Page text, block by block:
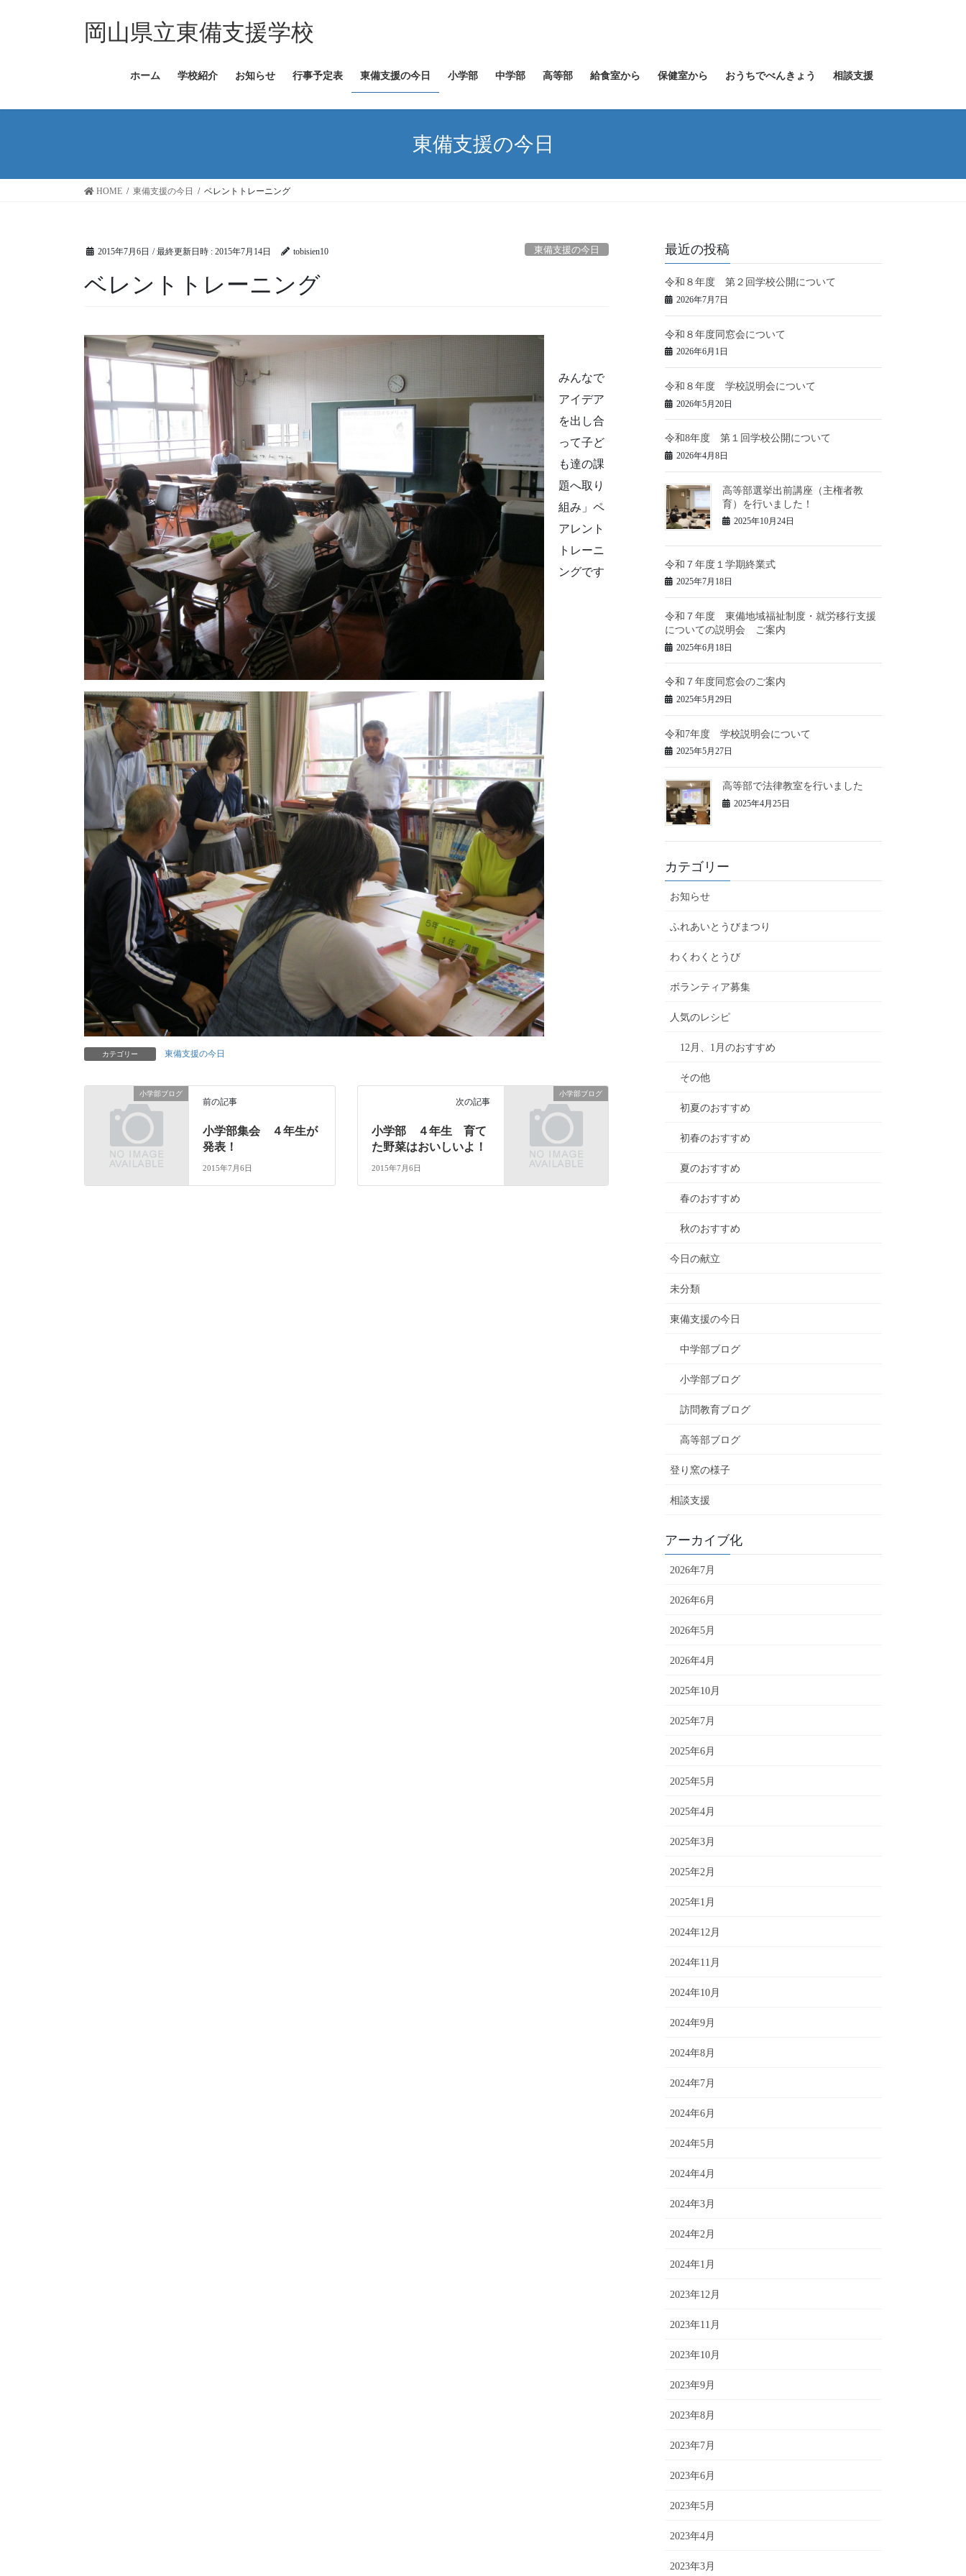
ス
ン
岡山県立東備支援学校
ホーム 学校紹介 お知らせ 行事予定表 東備支援の今日 小学部 中学部 高等部 給食室から 保健室から おうちでべんきょう 相談支援
東備支援の今日
HOME 東備支援の今日 ベレントトレーニング
2015年7月6日 / 最終更新日時 : 2015年7月14日 tobisien10 東備支援の今日
ベレントトレーニング
みんなで
アイデア
を出し合
って子ど
も達の課
題へ取り
組み」ペ
アレント
トレーニ
ングです
カテゴリー 東備支援の今日
小学部ブログ
前の記事
小学部集会 ４年生が
発表！
2015年7月6日
小学部ブログ
次の記事
小学部 ４年生 育て
た野菜はおいしいよ！
2015年7月6日
最近の投稿
令和８年度 第２回学校公開について
2026年7月7日
令和８年度同窓会について
2026年6月1日
令和８年度 学校説明会について
2026年5月20日
令和8年度 第１回学校公開について
2026年4月8日
高等部選挙出前講座（主権者教
育）を行いました！
2025年10月24日
令和７年度１学期終業式
2025年7月18日
令和７年度 東備地域福祉制度・就労移行支援
についての説明会 ご案内
2025年6月18日
令和７年度同窓会のご案内
2025年5月29日
令和7年度 学校説明会について
2025年5月27日
高等部で法律教室を行いました
2025年4月25日
カテゴリー
お知らせ
ふれあいとうびまつり
わくわくとうび
ボランティア募集
人気のレシピ
12月、1月のおすすめ
その他
初夏のおすすめ
初春のおすすめ
夏のおすすめ
春のおすすめ
秋のおすすめ
今日の献立
未分類
東備支援の今日
中学部ブログ
小学部ブログ
訪問教育ブログ
高等部ブログ
登り窯の様子
相談支援
アーカイブ化
2026年7月
2026年6月
2026年5月
2026年4月
2025年10月
2025年7月
2025年6月
2025年5月
2025年4月
2025年3月
2025年2月
2025年1月
2024年12月
2024年11月
2024年10月
2024年9月
2024年8月
2024年7月
2024年6月
2024年5月
2024年4月
2024年3月
2024年2月
2024年1月
2023年12月
2023年11月
2023年10月
2023年9月
2023年8月
2023年7月
2023年6月
2023年5月
2023年4月
2023年3月